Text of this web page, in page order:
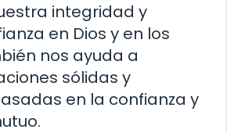
integridad y
en Dios y en los
nos ayuda a
sólidas y
en la confianza y